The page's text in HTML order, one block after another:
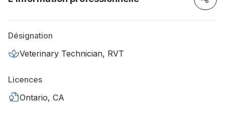
Désignation
Veterinary Technician, RVT
Licences
Ontario, CA